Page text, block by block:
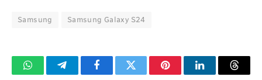
Samsung Samsung Galaxy S24
WhatsAppTelegramFacebookTwitter PinterestLinkedIn